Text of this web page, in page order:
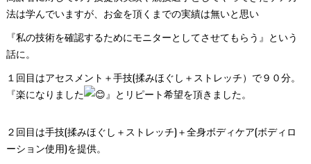
法は学んでいますが、お金を頂くまでの実績は無いと思い
『私の技術を確認するためにモニターとしてさせてもらう』という
話に。
１回目はアセスメント＋手技(揉みほぐし＋ストレッチ）で９０分。
『楽になりました
』とリピート希望を頂きました。
２回目は手技(揉みほぐし＋ストレッチ)＋全身ボディケア(ボディロ
ーション使用)を提供。